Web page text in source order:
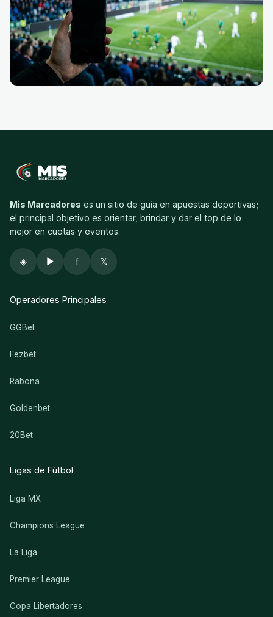
Mis Marcadores es un sitio de guía en apuestas deportivas;
el principal objetivo es orientar, brindar y dar el top de lo
mejor en cuotas y eventos.
◈ ▶ f 𝕏
Operadores Principales
GGBet
Fezbet
Rabona
Goldenbet
20Bet
Ligas de Fútbol
Liga MX
Champions League
La Liga
Premier League
Copa Libertadores